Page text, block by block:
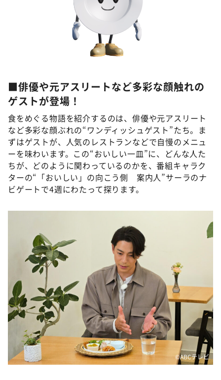
■俳優や元アスリートなど多彩な顔触れの
ゲストが登場！
食をめぐる物語を紹介するのは、俳優や元アスリート
など多彩な顔ぶれの“ワンディッシュゲスト”たち。ま
ずはゲストが、人気のレストランなどで自慢のメニュ
ーを味わいます。この“おいしい一皿”に、どんな人た
ちが、どのように関わっているのかを、番組キャラク
ターの“「おいしい」の向こう側 案内人”サーラのナ
ビゲートで4週にわたって探ります。
©ABCテレビ